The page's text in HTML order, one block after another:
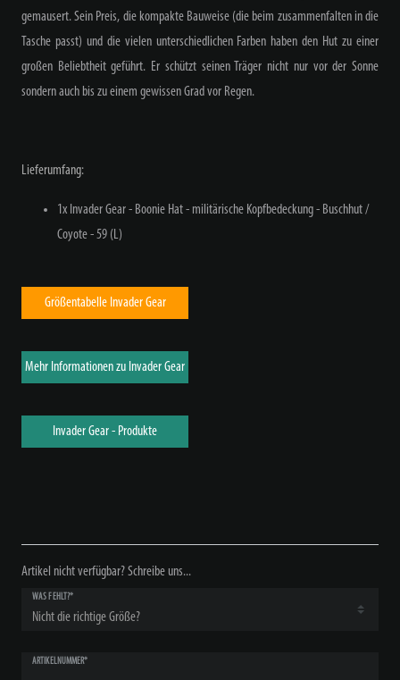
gemausert. Sein Preis, die kompakte Bauweise (die beim zusammenfalten in die
Tasche passt) und die vielen unterschiedlichen Farben haben den Hut zu einer
großen Beliebtheit geführt. Er schützt seinen Träger nicht nur vor der Sonne
sondern auch bis zu einem gewissen Grad vor Regen.
Lieferumfang:
1x Invader Gear - Boonie Hat - militärische Kopfbedeckung - Buschhut /
Coyote - 59 (L)
Größentabelle Invader Gear
Mehr Informationen zu Invader Gear
Invader Gear - Produkte
Artikel nicht verfügbar? Schreibe uns...
WAS FEHLT?*
ARTIKELNUMMER*